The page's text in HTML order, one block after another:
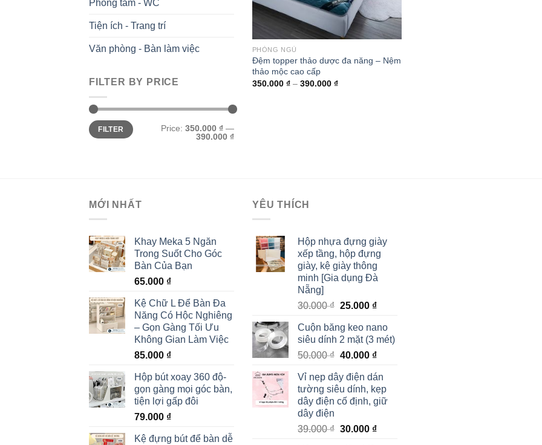
Phòng tắm - WC
Tiện ích - Trang trí
Văn phòng - Bàn làm việc
FILTER BY PRICE
Min
price
Max
priceFILTER Price: 350.000 ₫ —
390.000 ₫
PHÒNG NGỦ
Đệm topper thảo dược đa năng – Nệm
thảo mộc cao cấp
350.000 ₫– 390.000 ₫
MỚI NHẤT
Khay Meka 5 Ngăn
Trong Suốt Cho Góc
Bàn Của Bạn
65.000 ₫
Kệ Chữ L Để Bàn Đa
Năng Có Hộc Nghiêng
– Gọn Gàng Tối Ưu
Không Gian Làm Việc
85.000 ₫
Hộp bút xoay 360 độ-
gọn gàng mọi góc bàn,
tiện lợi gấp đôi
79.000 ₫
Kệ đựng bút để bàn dễ
YÊU THÍCH
Hộp nhựa đựng giày
xếp tầng, hộp đựng
giày, kệ giày thông
minh [Gia dụng Đà
Nẵng]
30.000₫ 25.000 ₫
Cuộn băng keo nano
siêu dính 2 mặt (3 mét)
50.000₫ 40.000 ₫
Vỉ nẹp dây điện dán
tường siêu dính, kẹp
dây điện cố định, giữ
dây điện
39.000₫ 30.000 ₫